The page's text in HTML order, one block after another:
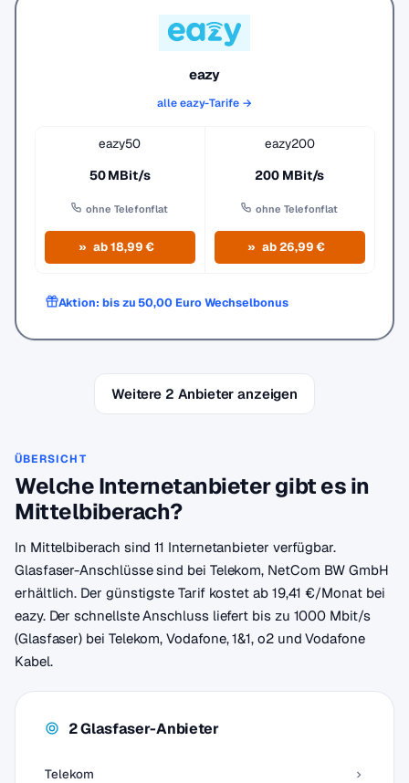
eazy
alle eazy-Tarife →
eazy50
50 MBit/s
ohne Telefonflat
ab 18,99 €
eazy200
200 MBit/s
ohne Telefonflat
ab 26,99 €
Aktion: bis zu 50,00 Euro Wechselbonus
Weitere 2 Anbieter anzeigen
ÜBERSICHT
Welche Internetanbieter gibt es in
Mittelbiberach?
In Mittelbiberach sind 11 Internetanbieter verfügbar.
Glasfaser-Anschlüsse sind bei Telekom, NetCom BW GmbH
erhältlich. Der günstigste Tarif kostet ab 19,41 €/Monat bei
eazy. Der schnellste Anschluss liefert bis zu 1000 Mbit/s
(Glasfaser) bei Telekom, Vodafone, 1&1, o2 und Vodafone
Kabel.
2 Glasfaser-Anbieter
Telekom